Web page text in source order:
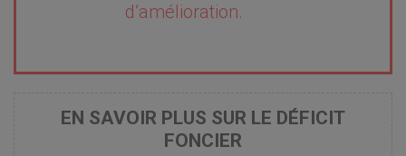
d’amélioration.
EN SAVOIR PLUS SUR LE DÉFICIT
FONCIER